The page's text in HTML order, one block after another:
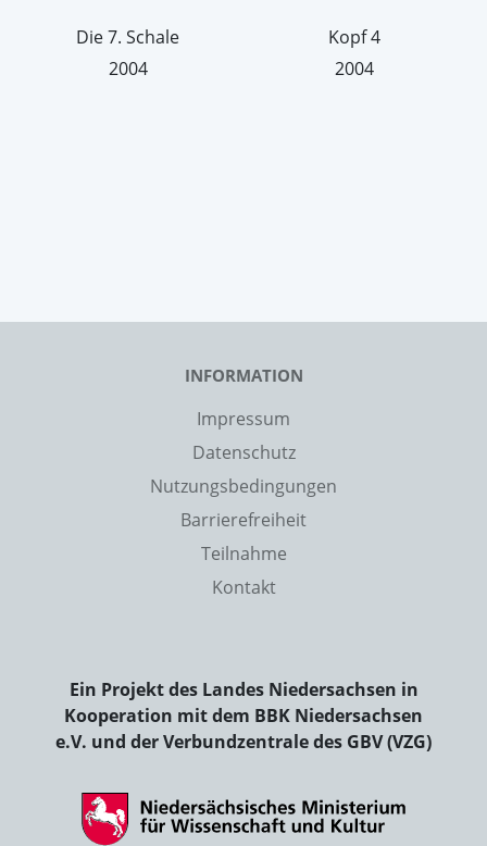
Die 7. Schale
2004
Kopf 4
2004
INFORMATION
Impressum
Datenschutz
Nutzungsbedingungen
Barrierefreiheit
Teilnahme
Kontakt
Ein Projekt des Landes Niedersachsen in
Kooperation mit dem BBK Niedersachsen
e.V. und der Verbundzentrale des GBV (VZG)